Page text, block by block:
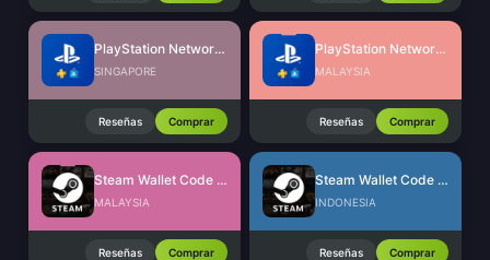
PlayStation Network Card (SG)
SINGAPORE
Reseñas Comprar
PlayStation Network Card (MY)
MALAYSIA
Reseñas Comprar
Steam Wallet Code (MYR)
MALAYSIA
Reseñas Comprar
Steam Wallet Code (IDR)
INDONESIA
Reseñas Comprar